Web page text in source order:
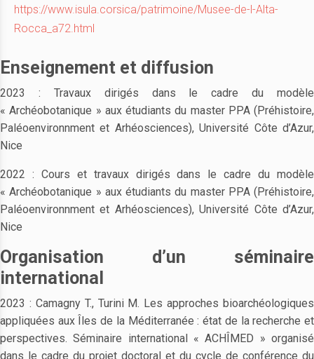
https://www.isula.corsica/patrimoine/Musee-de-l-Alta-
Rocca_a72.html
Enseignement et diffusion
2023 : Travaux dirigés dans le cadre du modèle
« Archéobotanique » aux étudiants du master PPA (Préhistoire,
Paléoenvironnment et Arhéosciences), Université Côte d’Azur,
Nice
2022 : Cours et travaux dirigés dans le cadre du modèle
« Archéobotanique » aux étudiants du master PPA (Préhistoire,
Paléoenvironnment et Arhéosciences), Université Côte d’Azur,
Nice
Organisation d’un séminaire
international
2023 : Camagny T., Turini M. Les approches bioarchéologiques
appliquées aux Îles de la Méditerranée : état de la recherche et
perspectives. Séminaire international « ACHÎMED » organisé
dans le cadre du projet doctoral et du cycle de conférence du